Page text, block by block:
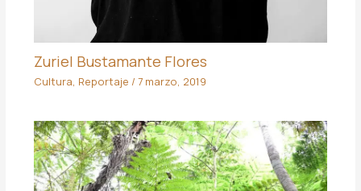
Zuriel Bustamante Flores
Cultura, Reportaje / 7 marzo, 2019